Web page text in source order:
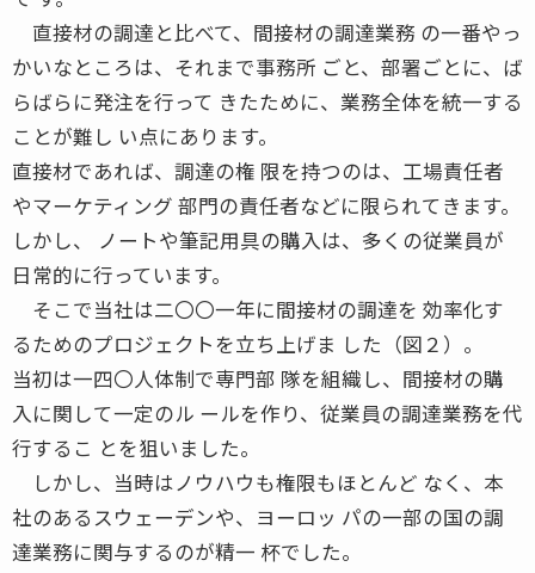
直接材の調達と比べて、間接材の調達業務 の一番やっ
かいなところは、それまで事務所 ごと、部署ごとに、ば
らばらに発注を行って きたために、業務全体を統一する
ことが難し い点にあります。
直接材であれば、調達の権 限を持つのは、工場責任者
やマーケティング 部門の責任者などに限られてきます。
しかし、 ノートや筆記用具の購入は、多くの従業員が
日常的に行っています。
そこで当社は二〇〇一年に間接材の調達を 効率化す
るためのプロジェクトを立ち上げま した（図２）。
当初は一四〇人体制で専門部 隊を組織し、間接材の購
入に関して一定のル ールを作り、従業員の調達業務を代
行するこ とを狙いました。
しかし、当時はノウハウも権限もほとんど なく、本
社のあるスウェーデンや、ヨーロッ パの一部の国の調
達業務に関与するのが精一 杯でした。